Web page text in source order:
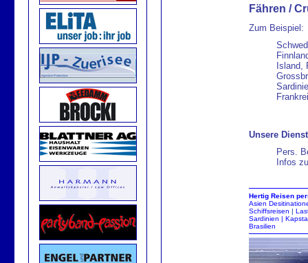
Fähren /
Zum Beispiel:
Island,
Unsere
Pers.
Infos
Hertig Reisen
Asien
Schiffsreisen |
Sardinien |
Brasilien